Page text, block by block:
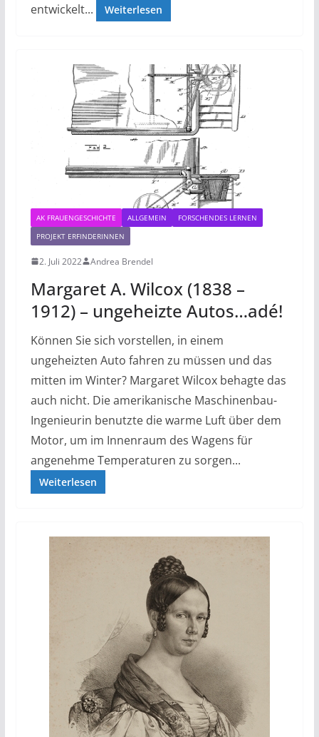
entwickelt...
Weiterlesen
AK FRAUENGESCHICHTE ALLGEMEIN
FORSCHENDES LERNEN
PROJEKT ERFINDERINNEN
2. Juli 2022 Andrea Brendel
Margaret A. Wilcox (1838 –
1912) – ungeheizte Autos…adé!
Können Sie sich vorstellen, in einem
ungeheizten Auto fahren zu müssen und das
mitten im Winter? Margaret Wilcox behagte das
auch nicht. Die amerikanische Maschinenbau-
Ingenieurin benutzte die warme Luft über dem
Motor, um im Innenraum des Wagens für
angenehme Temperaturen zu sorgen...
Weiterlesen